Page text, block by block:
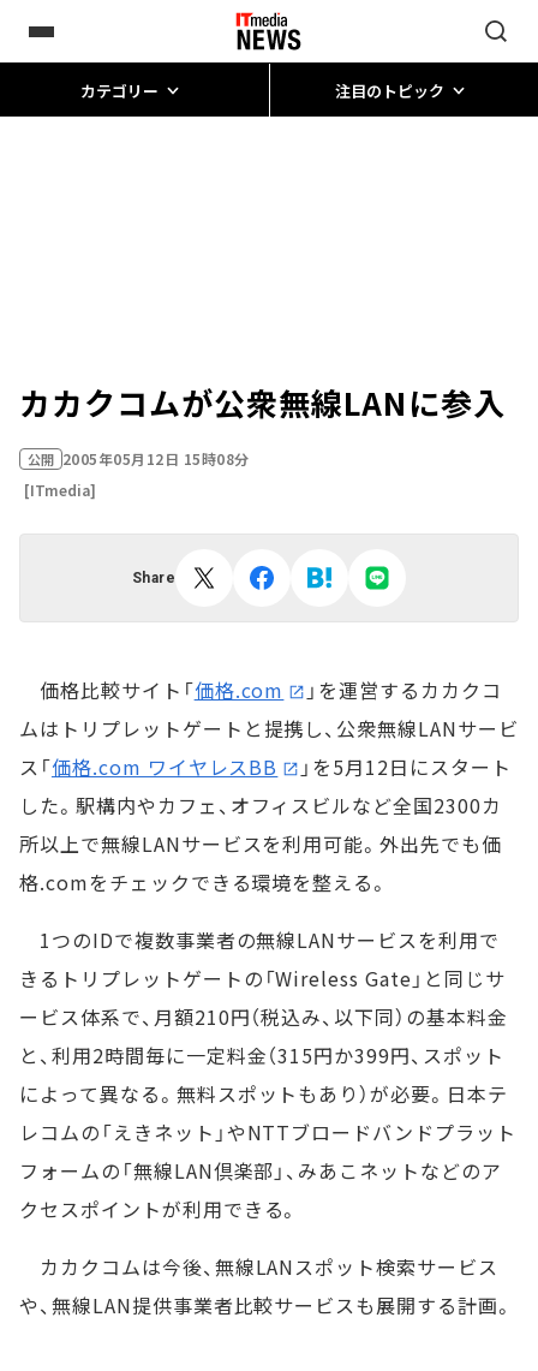
カテゴリー 注目のトピック
カカクコムが公衆無線LANに参入
公開 2005年05月12日 15時08分
[ITmedia]
Share
価格比較サイト「価格.com
」を運営するカカクコ
ムはトリプレットゲートと提携し、公衆無線LANサービ
ス「価格.com ワイヤレスBB
」を5月12日にスタート
した。駅構内やカフェ、オフィスビルなど全国2300カ
所以上で無線LANサービスを利用可能。外出先でも価
格.comをチェックできる環境を整える。
1つのIDで複数事業者の無線LANサービスを利用で
きるトリプレットゲートの「Wireless Gate」と同じサ
ービス体系で、月額210円（税込み、以下同）の基本料金
と、利用2時間毎に一定料金（315円か399円、スポット
によって異なる。無料スポットもあり）が必要。日本テ
レコムの「えきネット」やNTTブロードバンドプラット
フォームの「無線LAN倶楽部」、みあこネットなどのア
クセスポイントが利用できる。
カカクコムは今後、無線LANスポット検索サービス
や、無線LAN提供事業者比較サービスも展開する計画。